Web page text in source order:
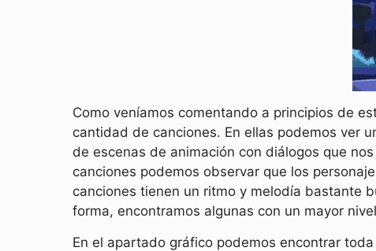
Como veníamos comentando a principios de
cantidad de canciones. En ellas podemos ver
de escenas de animación con diálogos que
canciones podemos observar que los
canciones tienen un ritmo y melodía bastante
forma, encontramos algunas con un mayor
En el apartado gráfico podemos encontrar